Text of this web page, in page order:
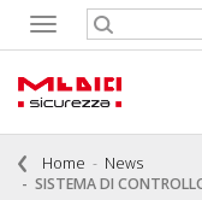
Toggle
navigation
Home
News
SISTEMA DI